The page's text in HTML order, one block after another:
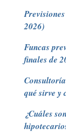
2026)
Funcas
finales de
qué sirve y
¿Cuáles